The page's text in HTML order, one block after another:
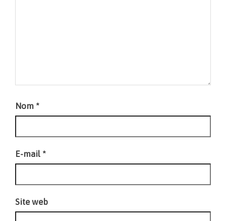
Nom *
E-mail *
Site web